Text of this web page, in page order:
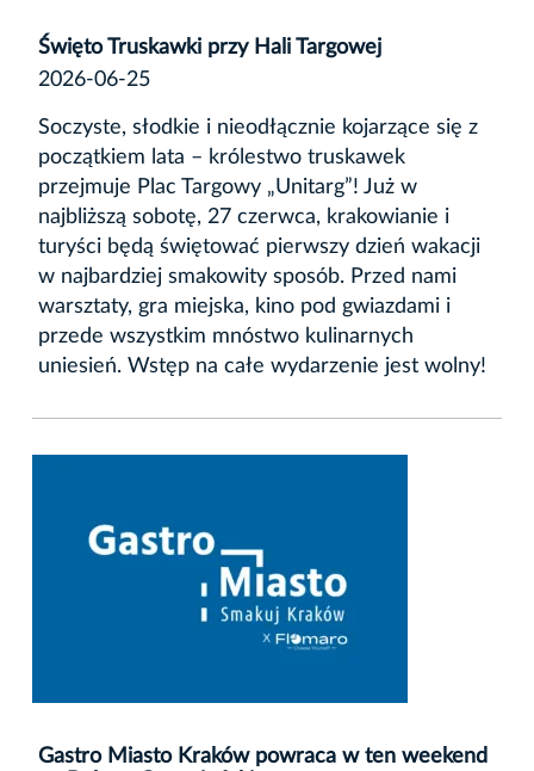
Święto Truskawki przy Hali Targowej
2026-06-25
Soczyste, słodkie i nieodłącznie kojarzące się z
początkiem lata – królestwo truskawek
przejmuje Plac Targowy „Unitarg”! Już w
najbliższą sobotę, 27 czerwca, krakowianie i
turyści będą świętować pierwszy dzień wakacji
w najbardziej smakowity sposób. Przed nami
warsztaty, gra miejska, kino pod gwiazdami i
przede wszystkim mnóstwo kulinarnych
uniesień. Wstęp na całe wydarzenie jest wolny!
Gastro Miasto Kraków powraca w ten weekend